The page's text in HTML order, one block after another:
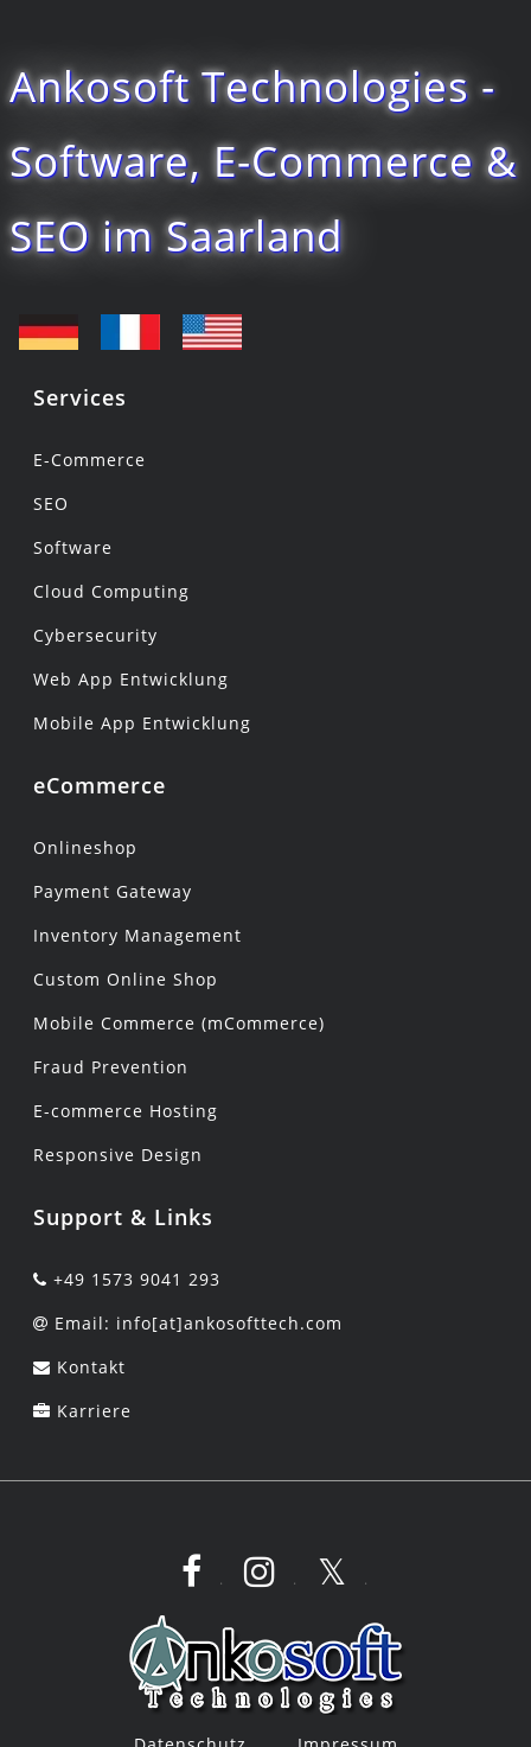
Ankosoft Technologies -
Software, E-Commerce &
SEO im Saarland
Services
E-Commerce
SEO
Software
Cloud Computing
Cybersecurity
Web App Entwicklung
Mobile App Entwicklung
eCommerce
Onlineshop
Payment Gateway
Inventory Management
Custom Online Shop
Mobile Commerce (mCommerce)
Fraud Prevention
E-commerce Hosting
Responsive Design
Support & Links
+49 1573 9041 293
Email: info[at]ankosofttech.com
Kontakt
Karriere
. . .